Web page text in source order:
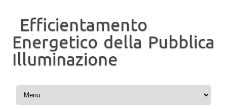
Efficientamento
Energetico della Pubblica
Illuminazione
Vai al contenuto